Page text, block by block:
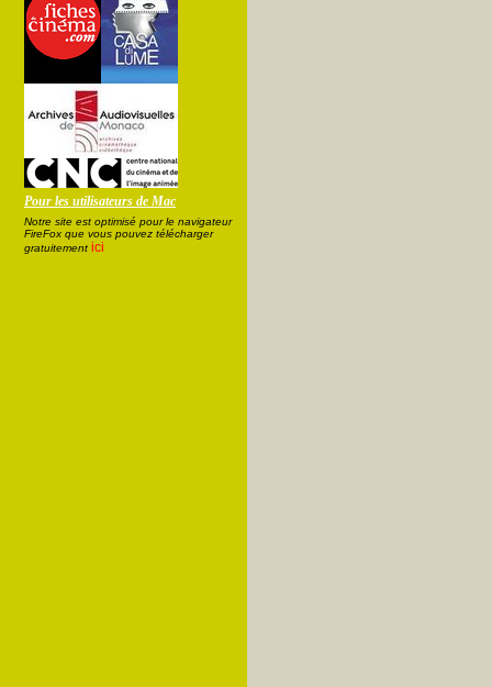
Pour les utilisateurs de Mac
Notre site est optimisé pour le navigateur
FireFox que vous pouvez télécharger
gratuitement ici